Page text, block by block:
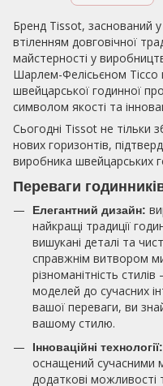
Бренд Tissot, заснований
втіленням довговічної
майстерності у
Шарлем-Фелісьєном Тіссо
швейцарської годинної
символом якості та
Сьогодні Tissot не тільки
нових горизонтів,
виробника швейцарських
Переваги
Елегантний дизайн:
найкращі традиції
вишукані деталі та
справжнім витвором
різноманітність
моделей до сучасних
вашої переваги, ви
вашому стилю.
Інноваційні технології:
оснащений сучасними
додаткові можливості